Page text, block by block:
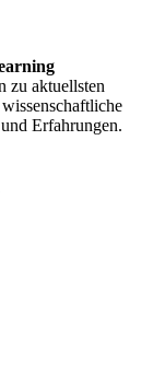
zu aktuellsten
Erfahrungen.